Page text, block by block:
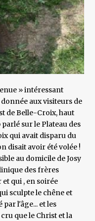
» intéressant
donnée aux visiteurs de
de Belle-Croix, haut
sur le Plateau des
qui avait disparu du
disait avoir été volée !
au domicile de Josy
des frères
qui , en soirée
sculpte le chêne et
l'âge... et les
que le Christ et la